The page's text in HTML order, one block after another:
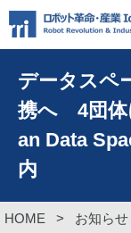
データスペ
携へ 4団体
an Data
内
HOME > お知らせ